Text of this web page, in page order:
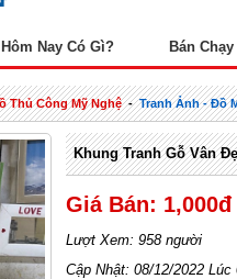
Hôm Nay Có Gì? Bán Chạy
Thủ Công Mỹ Nghệ-Tranh Ảnh - Đồ
Khung Tranh Gỗ Vân
Giá Bán: 1,000đ
Lượt Xem: 958 người
Cập Nhật: 08/12/2022